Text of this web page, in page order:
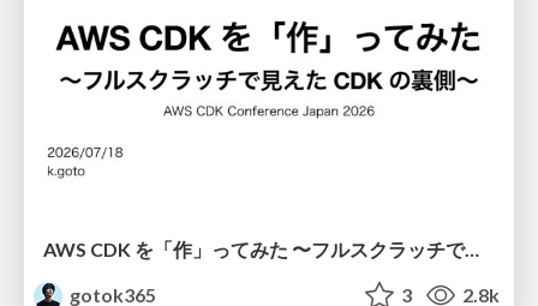
AWS CDK を「作」ってみた 〜フルスクラッチで見えた CDK の裏側〜 / aws-cdk-from-scratch
gotok365
3 2.8k